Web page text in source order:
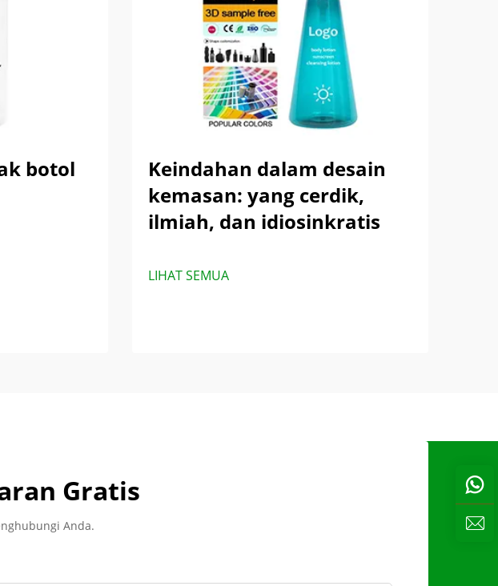
botol
Keindahan dalam desain
kemasan: yang cerdik,
ilmiah, dan idiosinkratis
LIHAT SEMUA
Gratis
Anda.